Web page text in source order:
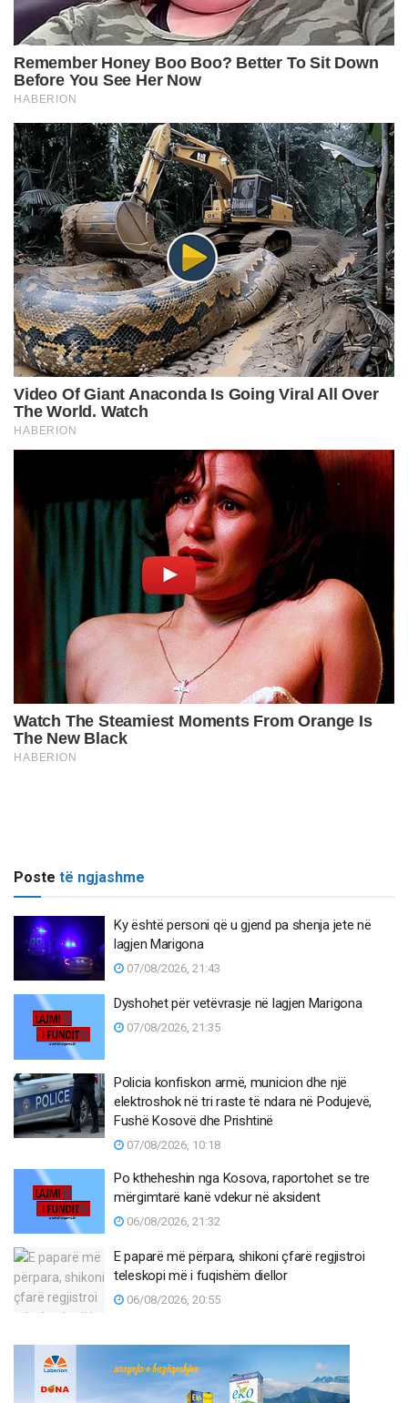
Poste të ngjashme
Ky është personi që u gjend pa shenja jete në
lagjen Marigona
07/08/2026, 21:43
Dyshohet për vetëvrasje në lagjen Marigona
07/08/2026, 21:35
Policia konfiskon armë, municion dhe një
elektroshok në tri raste të ndara në Podujevë,
Fushë Kosovë dhe Prishtinë
07/08/2026, 10:18
Po ktheheshin nga Kosova, raportohet se tre
mërgimtarë kanë vdekur në aksident
06/08/2026, 21:32
E paparë më përpara, shikoni çfarë regjistroi
teleskopi më i fuqishëm diellor
06/08/2026, 20:55